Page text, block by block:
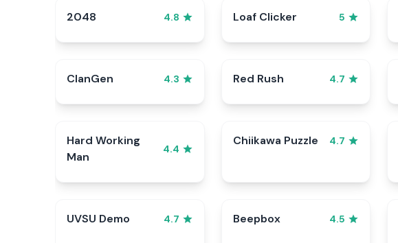
2048 4.8 Loaf Clicker 5
ClanGen 4.3 Red Rush 4.7
Hard Working
Man
4.4
Chiikawa Puzzle 4.7
UVSU Demo 4.7 Beepbox 4.5